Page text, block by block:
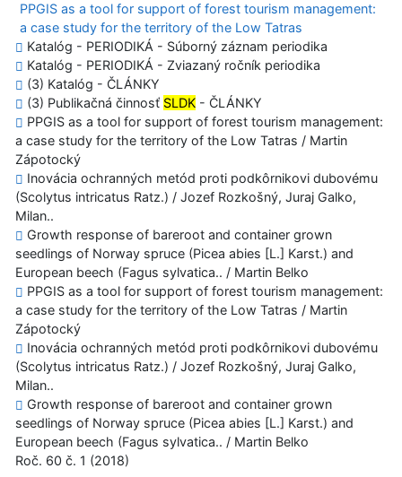
PPGIS as a tool for support of forest tourism management:
a case study for the territory of the Low Tatras
Katalóg - PERIODIKÁ - Súborný záznam periodika
Katalóg - PERIODIKÁ - Zviazaný ročník periodika
(3) Katalóg - ČLÁNKY
(3) Publikačná činnosť SLDK - ČLÁNKY
PPGIS as a tool for support of forest tourism management:
a case study for the territory of the Low Tatras / Martin
Zápotocký
Inovácia ochranných metód proti podkôrnikovi dubovému
(Scolytus intricatus Ratz.) / Jozef Rozkošný, Juraj Galko,
Milan..
Growth response of bareroot and container grown
seedlings of Norway spruce (Picea abies [L.] Karst.) and
European beech (Fagus sylvatica.. / Martin Belko
PPGIS as a tool for support of forest tourism management:
a case study for the territory of the Low Tatras / Martin
Zápotocký
Inovácia ochranných metód proti podkôrnikovi dubovému
(Scolytus intricatus Ratz.) / Jozef Rozkošný, Juraj Galko,
Milan..
Growth response of bareroot and container grown
seedlings of Norway spruce (Picea abies [L.] Karst.) and
European beech (Fagus sylvatica.. / Martin Belko
Roč. 60 č. 1 (2018)